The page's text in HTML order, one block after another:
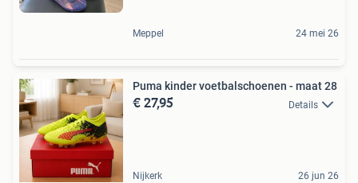
Meppel 24 mei 26
Puma kinder voetbalschoenen - maat 28
€ 27,95 Details
Nijkerk 26 jun 26